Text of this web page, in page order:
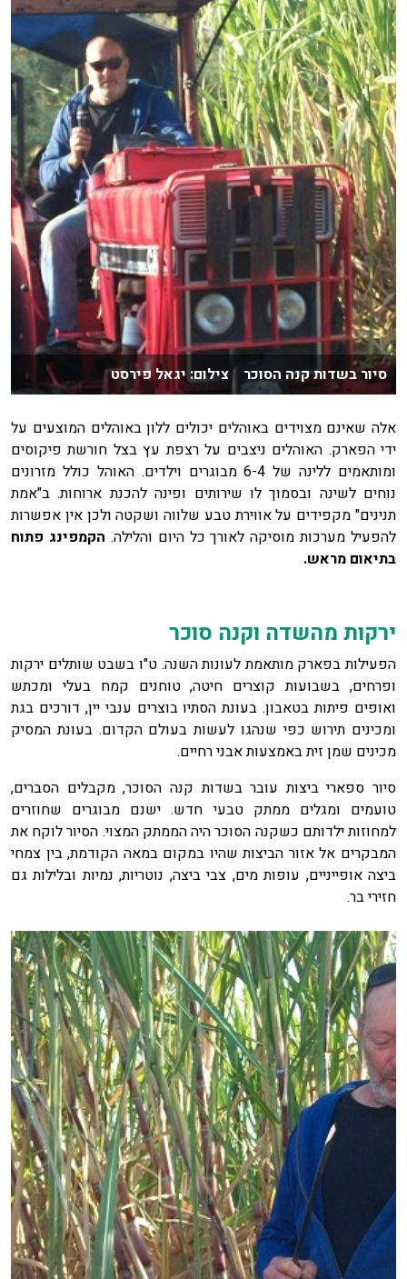
סיור בשדות קנה הסוכר צילום: יגאל פירסט
אלה שאינם מצוידים באוהלים יכולים ללון באוהלים המוצעים על
ידי הפארק. האוהלים ניצבים על רצפת עץ בצל חורשת פיקוסים
ומותאמים ללינה של 6-4 מבוגרים וילדים. האוהל כולל מזרונים
נוחים לשינה ובסמוך לו שירותים ופינה להכנת ארוחות. ב"אמת
תנינים" מקפידים על אווירת טבע שלווה ושקטה ולכן אין אפשרות
להפעיל מערכות מוסיקה לאורך כל היום והלילה. הקמפינג פתוח
בתיאום מראש.
ירקות מהשדה וקנה סוכר
הפעילות בפארק מותאמת לעונות השנה. ט"ו בשבט שותלים ירקות
ופרחים, בשבועות קוצרים חיטה, טוחנים קמח בעלי ומכתש
ואופים פיתות בטאבון. בעונת הסתיו בוצרים ענבי יין, דורכים בגת
ומכינים תירוש כפי שנהגו לעשות בעולם הקדום. בעונת המסיק
מכינים שמן זית באמצעות אבני רחיים.
סיור ספארי ביצות עובר בשדות קנה הסוכר, מקבלים הסברים,
טועמים ומגלים ממתק טבעי חדש. ישנם מבוגרים שחוזרים
למחוזות ילדותם כשקנה הסוכר היה הממתק המצוי. הסיור לוקח את
המבקרים אל אזור הביצות שהיו במקום במאה הקודמת, בין צמחי
ביצה אופייניים, עופות מים, צבי ביצה, נוטריות, נמיות ובלילות גם
חזירי בר.